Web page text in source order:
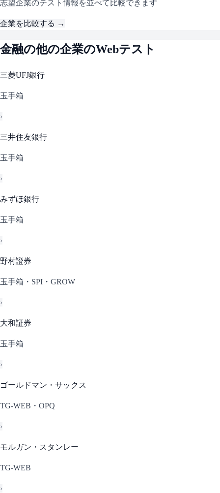
志望企業のテスト情報を並べて比較できます
企業を比較する →
金融の他の企業のWebテスト
三菱UFJ銀行
玉手箱
›
三井住友銀行
玉手箱
›
みずほ銀行
玉手箱
›
野村證券
玉手箱・SPI・GROW
›
大和証券
玉手箱
›
ゴールドマン・サックス
TG-WEB・OPQ
›
モルガン・スタンレー
TG-WEB
›